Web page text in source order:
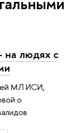
на людях с
МЛ ИСИ,
о